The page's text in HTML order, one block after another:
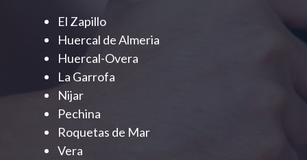
El Zapillo
Huercal de Almeria
Huercal-Overa
La Garrofa
Nijar
Pechina
Roquetas de Mar
Vera